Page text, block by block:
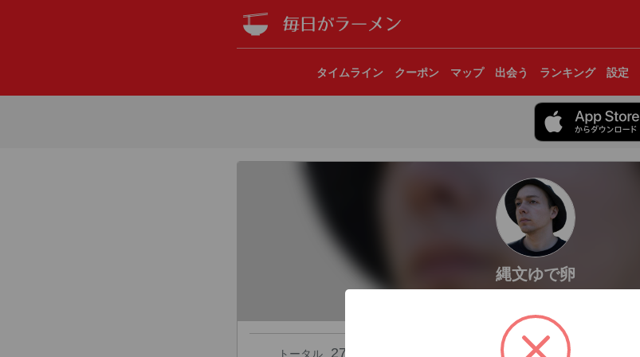
タイムライン クーポン マップ 出会う ランキング 設定
縄文ゆで卵
トータル 271杯